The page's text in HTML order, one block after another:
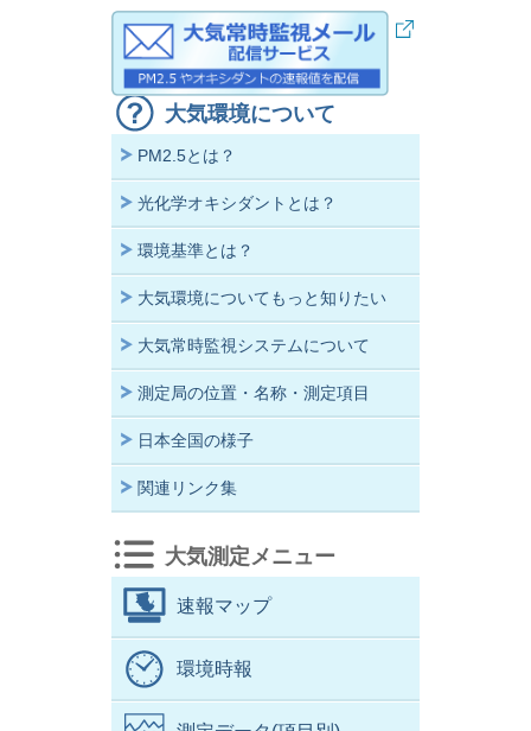
大気環境について
PM2.5とは？
光化学オキシダントとは？
環境基準とは？
大気環境についてもっと知りたい
大気常時監視システムについて
測定局の位置・名称・測定項目
日本全国の様子
関連リンク集
大気測定メニュー
速報マップ
環境時報